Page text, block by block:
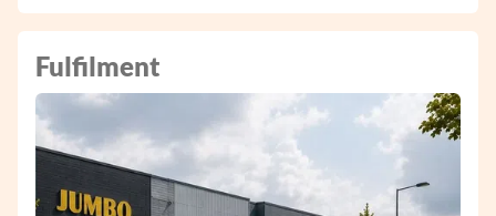
Fulfilment